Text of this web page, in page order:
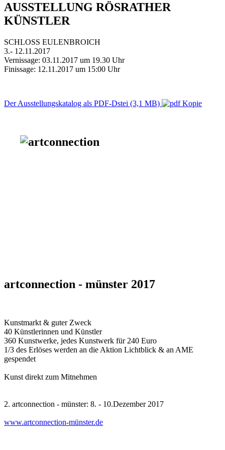
AUSSTELLUNG RÖSRATHER
KÜNSTLER
SCHLOSS EULENBROICH
3.- 12.11.2017
Vernissage: 03.11.2017 um 19.30 Uhr
Finissage: 12.11.2017 um 15:00 Uhr
Der Ausstellungskatalog als PDF-Dstei (3,1 MB)
artconnection - münster 2017
Kunstmarkt & guter Zweck
40 Künstlerinnen und Künstler
360 Kunstwerke, jedes Kunstwerk für 240 Euro
1/3 des Erlöses werden an die Aktion Lichtblick & an AME
gespendet
Kunst direkt zum Mitnehmen
2. artconnection - münster: 8. - 10.Dezember 2017
www.artconnection-münster.de